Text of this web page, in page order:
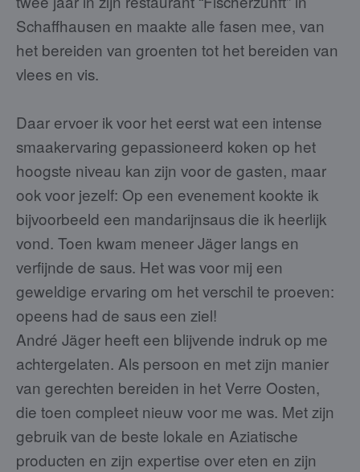
Schaffhausen en maakte alle fasen mee, van
het bereiden van groenten tot het bereiden van
vlees en vis.
Daar ervoer ik voor het eerst wat een intense
smaakervaring gepassioneerd koken op het
hoogste niveau kan zijn voor de gasten, maar
ook voor jezelf: Op een evenement kookte ik
bijvoorbeeld een mandarijnsaus die ik heerlijk
vond. Toen kwam meneer Jäger langs en
verfijnde de saus. Het was voor mij een
geweldige ervaring om het verschil te proeven:
opeens had de saus een ziel!
André Jäger heeft een blijvende indruk op me
achtergelaten. Als persoon en met zijn manier
van gerechten bereiden in het Verre Oosten,
die toen compleet nieuw voor me was. Met zijn
gebruik van de beste lokale en Aziatische
producten en zijn expertise over eten en zijn